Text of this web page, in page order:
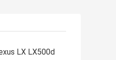
LX LX500d